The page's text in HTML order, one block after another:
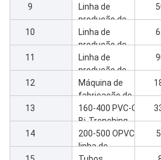
tubos de PVC
de 20-110 mm
com duas
cabeças de
matriz
9
Linha de
produção de
tubos de
drenagem de
PVC de 110-250
mm
10
Linha de
produção de
tubos de águas
residuais de
PVC de grande
dimensão de
250-400 mm
11
Linha de
produção de
tubos de
grande porte de
PVC de 315-630
mm
12
Máquina de
fabricação de
tubos de PVC-O
90-250
13
160-400 PVC-O
Bi-Trenching
linha de tubos
14
200-500 OPVC
linha de